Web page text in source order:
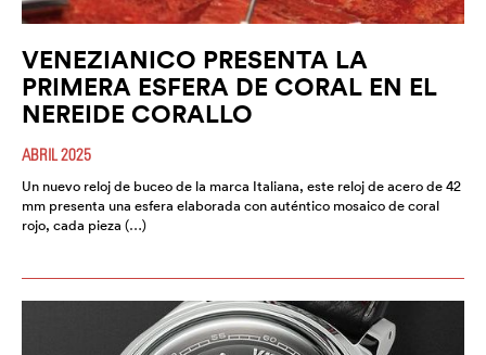
VENEZIANICO PRESENTA LA
PRIMERA ESFERA DE CORAL EN EL
NEREIDE CORALLO
ABRIL 2025
Un nuevo reloj de buceo de la marca Italiana, este reloj de acero de 42
mm presenta una esfera elaborada con auténtico mosaico de coral
rojo, cada pieza (…)